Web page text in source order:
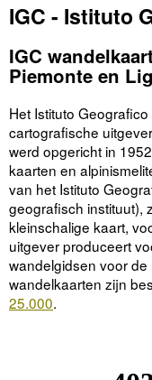
IGC - Istituto
IGC
Piemonte en
Het Istituto
cartografische
werd opgericht in
kaarten en
van het Istituto
geografisch instituut),
kleinschalige kaart,
uitgever produceert
wandelgidsen voor
wandelkaarten zijn
25.000.